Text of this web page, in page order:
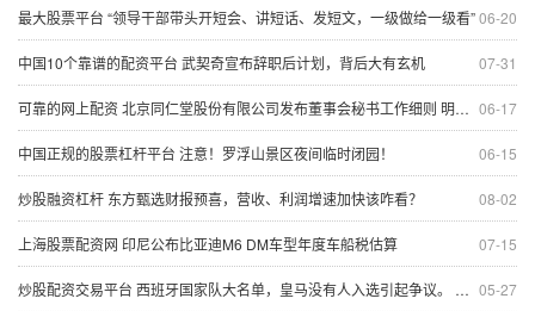
06-20
最大股票平台 “领导干部带头开短会、讲短话、发短文，一级做给一级看”
07-31
中国10个靠谱的配资平台 武契奇​宣布辞职后计划，背后大有玄机
06-17
可靠的网上配资 北京同仁堂股份有限公司发布董事会秘书工作细则 明确职责与任免程序
06-15
中国正规的股票杠杆平台 注意！罗浮山景区夜间临时闭园！
08-02
炒股融资杠杆 东方甄选财报预喜，营收、利润增速加快该咋看？
07-15
上海股票配资网 印尼公布比亚迪M6 DM车型年度车船税估算
05-27
炒股配资交易平台 西班牙国家队大名单，皇马没有人入选引起争议。 几乎可以叫西班牙巴塞罗